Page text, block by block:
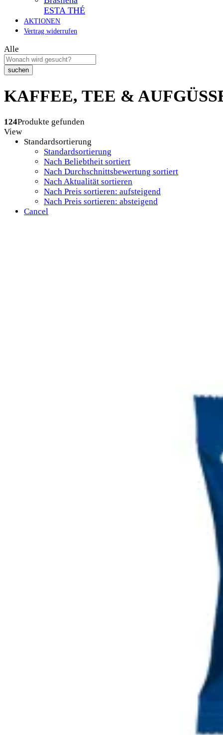
ESTA THÉ
AKTIONEN
Vertrag widerrufen
Alle
suchen
KAFFEE, TEE &
124Produkte gefunden
View
Standardsortierung
Standardsortierung
Nach Beliebtheit sortiert
Nach Durchschnittsbewertung sortiert
Nach Aktualität sortieren
Nach Preis sortieren: aufsteigend
Nach Preis sortieren: absteigend
Cancel